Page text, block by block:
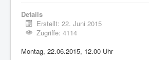
Details
Erstellt: 22. Juni 2015
Zugriffe: 4114
Montag, 22.06.2015, 12.00 Uhr